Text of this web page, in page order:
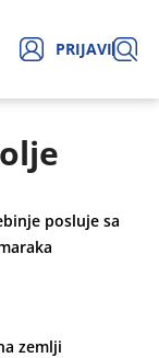
PRIJAVI
posluje sa
zemlji